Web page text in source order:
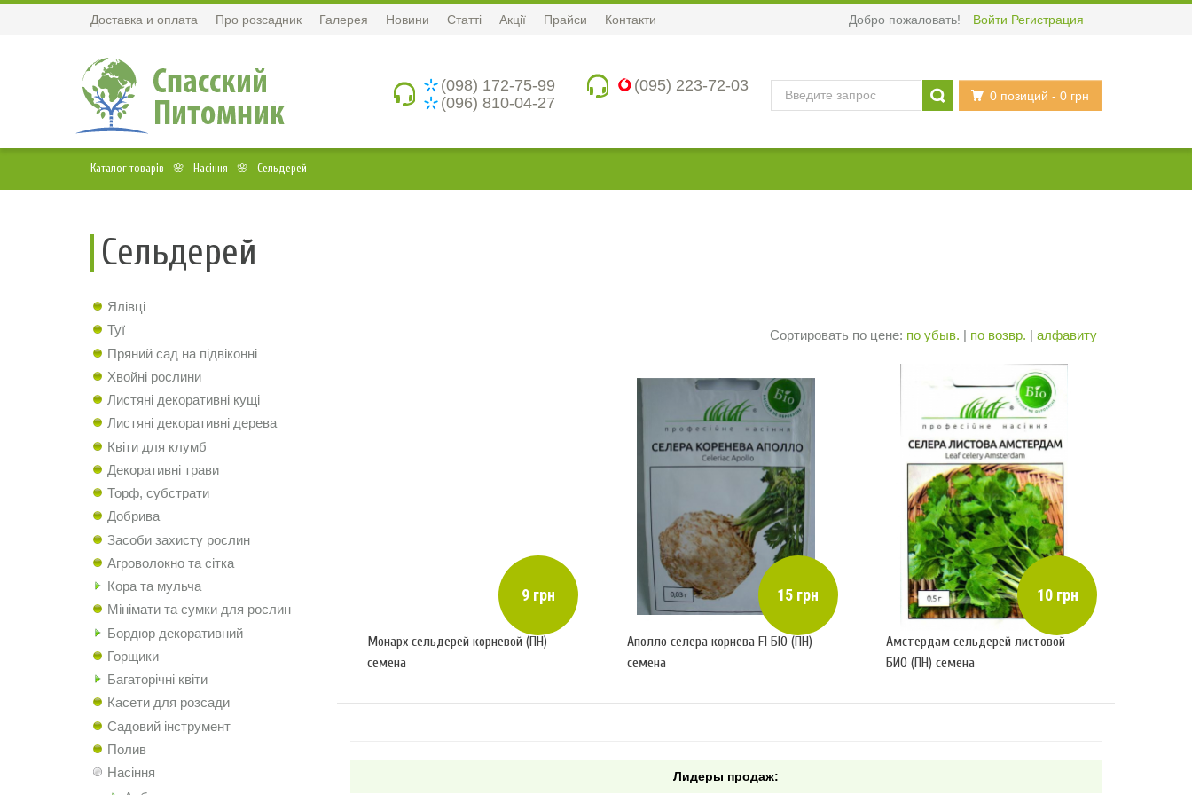
Доставка и оплата Про розсадник Галерея Новини Статті Акції Прайси Контакти Добро пожаловать! Войти Регистрация
0 позиций - 0 грн
(095) 223-72-03
(098) 172-75-99
(096) 810-04-27
Каталог товарів Насіння Сельдерей
Сельдерей
Ялівці
Туї
Пряний сад на підвіконні
Хвойні рослини
Листяні декоративні кущі
Листяні декоративні дерева
Квіти для клумб
Декоративні трави
Торф, субстрати
Добрива
Засоби захисту рослин
Агроволокно та сітка
Кора та мульча
Мінімати та сумки для рослин
Бордюр декоративний
Горщики
Багаторічні квіти
Касети для розсади
Садовий інструмент
Полив
Насіння
Сортировать по цене: по убыв. | по возвр. | алфавиту
9 грн
Монарх сельдерей корневой (ПН)
семена
15 грн
Аполло селера корнева F1 БІО (ПН)
семена
10 грн
Амстердам сельдерей листовой
БИО (ПН) семена
Лидеры продаж: